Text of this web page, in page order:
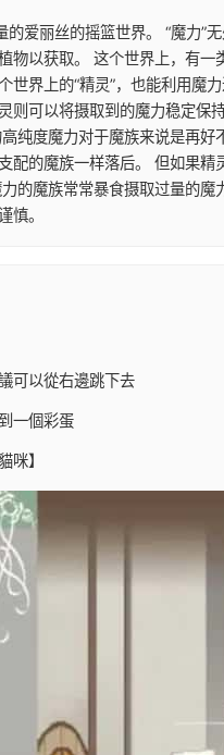
的爱丽丝的摇篮世界。 “魔力
物以获取。 这个世界上，有
世界上的“精灵”，也能利用
则可以将摄取到的魔力稳定
纯度魔力对于魔族来说是再
配的魔族一样落后。 但如果
的魔族常常暴食摄取过量的
慎。
可以從右邊跳下去
一個彩蛋
咪】